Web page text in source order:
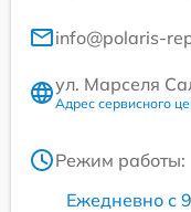
info@polaris-
ул. Марселя
Адрес сервисного
Режим работы:
Ежедневно с